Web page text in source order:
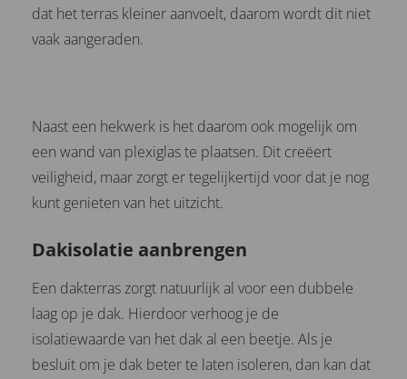
dat het terras kleiner aanvoelt, daarom wordt dit niet
vaak aangeraden.
Naast een hekwerk is het daarom ook mogelijk om
een wand van plexiglas te plaatsen. Dit creëert
veiligheid, maar zorgt er tegelijkertijd voor dat je nog
kunt genieten van het uitzicht.
Dakisolatie aanbrengen
Een dakterras zorgt natuurlijk al voor een dubbele
laag op je dak. Hierdoor verhoog je de
isolatiewaarde van het dak al een beetje. Als je
besluit om je dak beter te laten isoleren, dan kan dat